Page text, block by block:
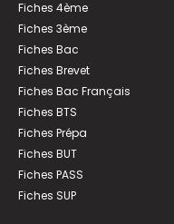
Fiches 4ème
Fiches 3ème
Fiches Bac
Fiches Brevet
Fiches Bac Français
Fiches BTS
Fiches Prépa
Fiches BUT
Fiches PASS
Fiches SUP